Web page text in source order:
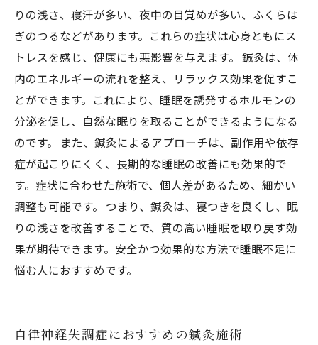
りの浅さ、寝汗が多い、夜中の目覚めが多い、ふくらは
ぎのつるなどがあります。これらの症状は心身ともにス
トレスを感じ、健康にも悪影響を与えます。 鍼灸は、体
内のエネルギーの流れを整え、リラックス効果を促すこ
とができます。これにより、睡眠を誘発するホルモンの
分泌を促し、自然な眠りを取ることができるようになる
のです。 また、鍼灸によるアプローチは、副作用や依存
症が起こりにくく、長期的な睡眠の改善にも効果的で
す。症状に合わせた施術で、個人差があるため、細かい
調整も可能です。 つまり、鍼灸は、寝つきを良くし、眠
りの浅さを改善することで、質の高い睡眠を取り戻す効
果が期待できます。安全かつ効果的な方法で睡眠不足に
悩む人におすすめです。
自律神経失調症におすすめの鍼灸施術